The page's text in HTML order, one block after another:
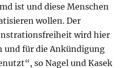
ist und diese Menschen
wollen. Der
wird hier
und für die Ankündigung
so Nagel und Kasek